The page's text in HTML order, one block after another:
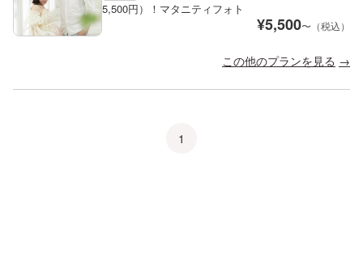
5,500円）！マタニティフォト
¥5,500〜（税込）
この他のプランを見る
1